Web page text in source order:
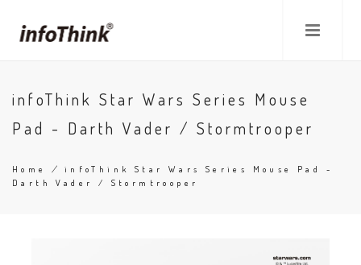
main
infoThink Star Wars Series Mouse
Pad - Darth Vader / Stormtrooper
Breadcrumb
Home / infoThink Star Wars Series Mouse Pad -
Darth Vader / Stormtrooper